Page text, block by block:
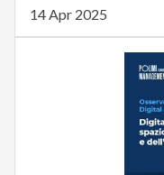
14 Apr 2025